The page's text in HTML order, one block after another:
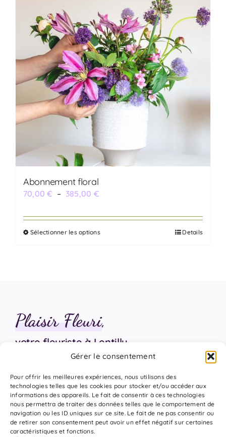
Gérer le consentement
Pour offrir les meilleures expériences, nous utilisons des
technologies telles que les cookies pour stocker et/ou accéder aux
informations des appareils. Le fait de consentir à ces technologies
nous permettra de traiter des données telles que le comportement de
navigation ou les ID uniques sur ce site. Le fait de ne pas consentir ou
de retirer son consentement peut avoir un effet négatif sur certaines
caractéristiques et fonctions.
Abonnement floral
70,00€ – 385,00 €Plage
prix :
70,00 €
Sélectionner les optionsCe
options
peuvent
être
choisies
la
page
du
produit
Details
Plaisir Fleuri,
votre fleuriste à Lentilly
06 18 17 18 94